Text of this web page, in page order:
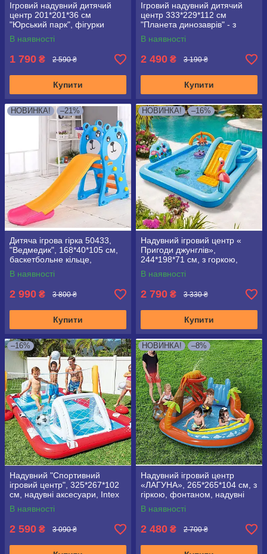
Ігровий надувний дитячий
центр 201*201*36 см
"Юрський парк", фігурки
динозаврів, кактуси, 56132
В наявності
1 790 ₴ 2 590 ₴
Купити
Ігровий надувний дитячий
центр 333*229*112 см
"Планета динозаврів" - з
гіркою, душем, INTEX 57135
В наявності
2 490 ₴ 3 190 ₴
Купити
НОВИНКА! –21%
Дитяча ігрова гірка 50433,
"Ведмедик", 168*40*105 см,
баскетбольне кільце,
блакитна
В наявності
2 990 ₴ 3 800 ₴
Купити
НОВИНКА! –16%
Надувний ігровий центр «
Пригоди джунглів»,
244*198*71 см, з горкою,
фонтаном, Intex 57161
В наявності
2 790 ₴ 3 330 ₴
Купити
–16%
Надувний "Спортивний
ігровий центр", 325*267*102
см, надувні аксесуари, Intex
57147, обсяг 470 л
В наявності
2 590 ₴ 3 090 ₴
НОВИНКА! –8%
Надувний ігровий центр
«ЛАГУНА», 265*265*104 см, з
гіркою, фонтаном, надувні
пальми Bestway 53069
В наявності
2 480 ₴ 2 700 ₴